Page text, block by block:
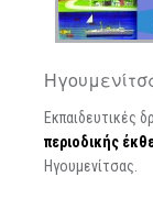
Εκπαιδευτικές
περιοδικής
Ηγουμενίτσας.